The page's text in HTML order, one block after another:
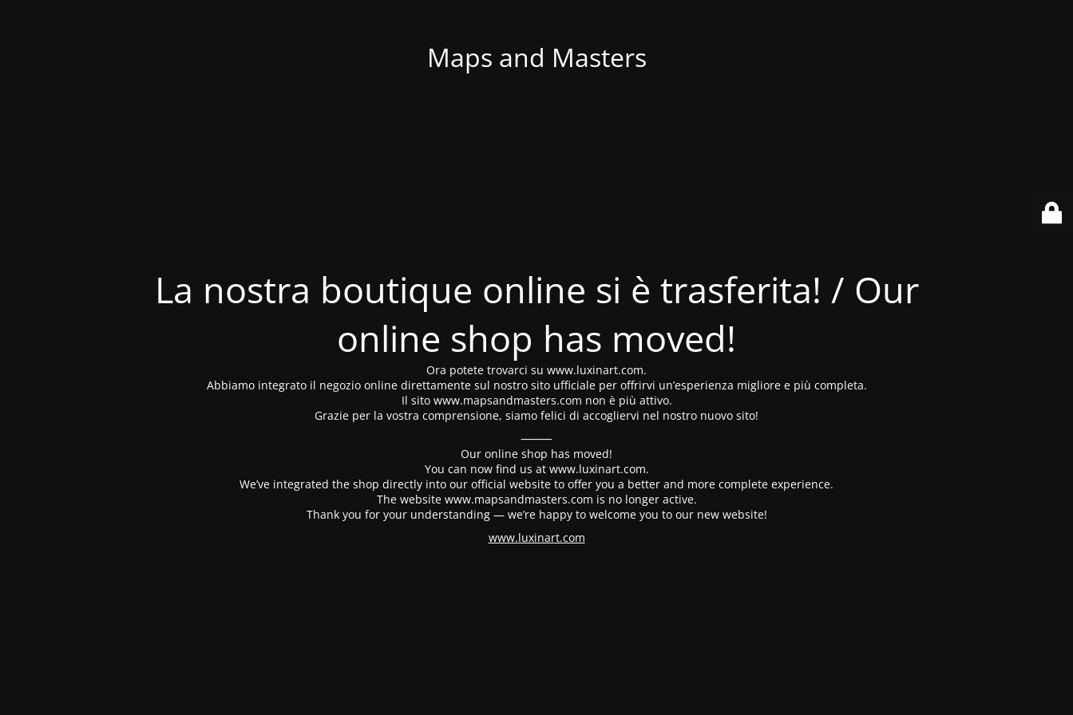
Maps and Masters
La nostra boutique online si è trasferita! / Our
online shop has moved!
Ora potete trovarci su www.luxinart.com.
Abbiamo integrato il negozio online direttamente sul nostro sito ufficiale per offrirvi un’esperienza migliore e più completa.
Il sito www.mapsandmasters.com non è più attivo.
Grazie per la vostra comprensione, siamo felici di accogliervi nel nostro nuovo sito!
⸻
Our online shop has moved!
You can now find us at www.luxinart.com.
We’ve integrated the shop directly into our official website to offer you a better and more complete experience.
The website www.mapsandmasters.com is no longer active.
Thank you for your understanding — we’re happy to welcome you to our new website!
www.luxinart.com